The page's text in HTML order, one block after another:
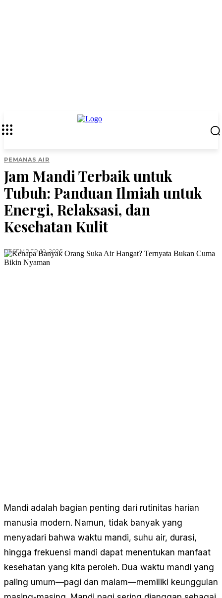
PEMANAS AIR
Jam Mandi Terbaik untuk
Tubuh: Panduan Ilmiah untuk
Energi, Relaksasi, dan
Kesehatan Kulit
DESEMBER 10, 2025
Mandi adalah bagian penting dari rutinitas harian
manusia modern. Namun, tidak banyak yang
menyadari bahwa waktu mandi, suhu air, durasi,
hingga frekuensi mandi dapat menentukan manfaat
kesehatan yang kita peroleh. Dua waktu mandi yang
paling umum—pagi dan malam—memiliki keunggulan